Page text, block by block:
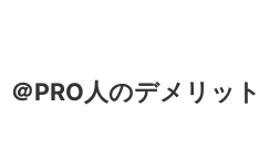
＠PRO人のデメリット